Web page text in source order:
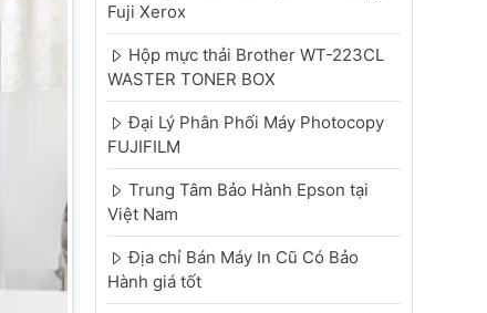
Fuji Xerox
Hộp mực thải Brother WT-223CL
WASTER TONER BOX
Đại Lý Phân Phối Máy Photocopy
FUJIFILM
Trung Tâm Bảo Hành Epson tại
Việt Nam
Địa chỉ Bán Máy In Cũ Có Bảo
Hành giá tốt